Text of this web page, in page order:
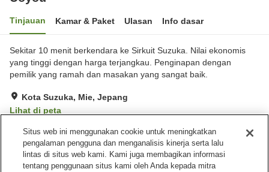
Tinjauan Kamar & Paket Ulasan Info dasar
Sekitar 10 menit berkendara ke Sirkuit Suzuka. Nilai ekonomis
yang tinggi dengan harga terjangkau. Penginapan dengan
pemilik yang ramah dan masakan yang sangat baik.
Kota Suzuka, Mie, Jepang
Lihat di peta
Hebat Ulasan:73
Fasilitas properti
Situs web ini menggunakan cookie untuk meningkatkan
pengalaman pengguna dan menganalisis kinerja serta lalu
lintas di situs web kami. Kami juga membagikan informasi
tentang penggunaan situs kami oleh Anda kepada mitra